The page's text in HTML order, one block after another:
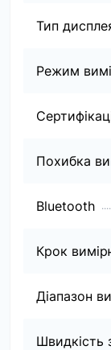
Тип
Режим
Похибка
Bluetooth
Крок
Діапазон
Швидкість